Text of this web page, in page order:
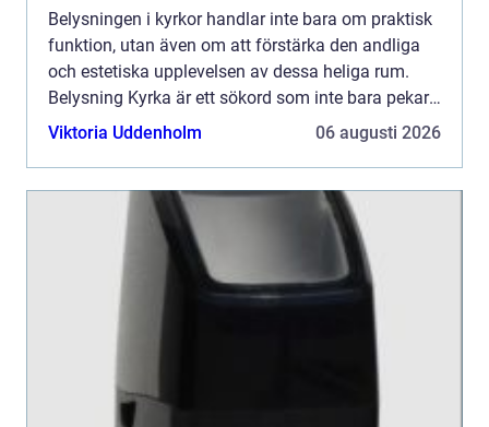
Belysningen i kyrkor handlar inte bara om praktisk
funktion, utan även om att förstärka den andliga
och estetiska upplevelsen av dessa heliga rum.
Belysning Kyrka är ett sökord som inte bara pekar
på ljuskällor, ut...
Viktoria Uddenholm 06 augusti 2026